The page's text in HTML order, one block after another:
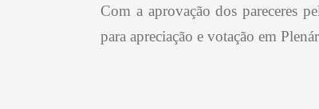
Com a aprovação dos pareceres
para apreciação e votação em